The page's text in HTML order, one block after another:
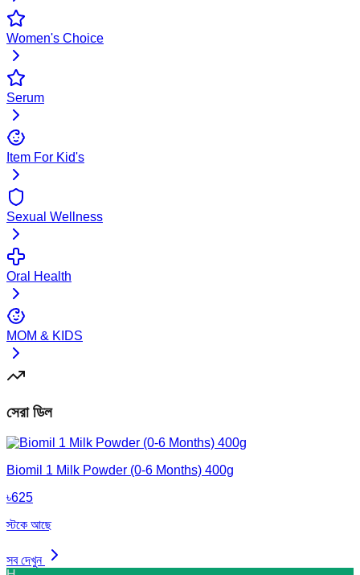
Women's Choice
Serum
Item For Kid's
Sexual Wellness
Oral Health
MOM & KIDS
সেরা ডিল
Biomil 1 Milk Powder (0-6 Months) 400g
৳625
স্টকে আছে
সব দেখুন